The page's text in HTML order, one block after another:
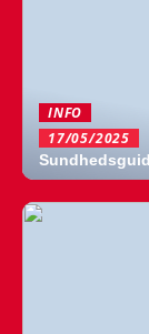
INFO
17/05/2025